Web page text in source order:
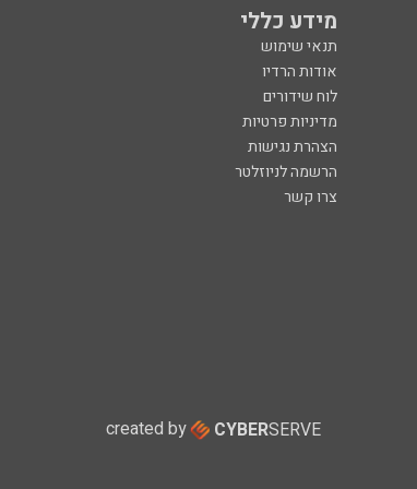
מידע כללי
תנאי שימוש
אודות הרדיו
לוח שידורים
מדיניות פרטיות
הצהרת נגישות
הרשמה לניוזלטר
צרו קשר
created by CYBERSERVE